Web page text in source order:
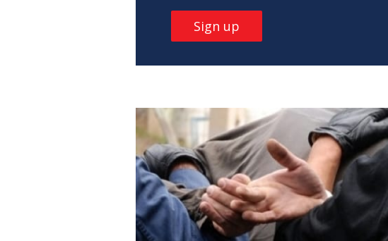
Sign up